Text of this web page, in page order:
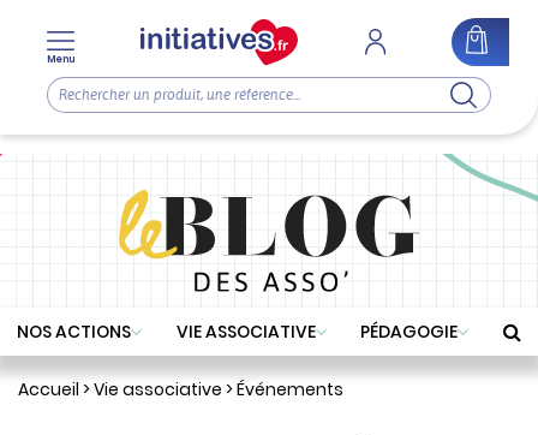
NOS ACTIONS VIE ASSOCIATIVE PÉDAGOGIE
Accueil >Vie associative >Événements
Menu